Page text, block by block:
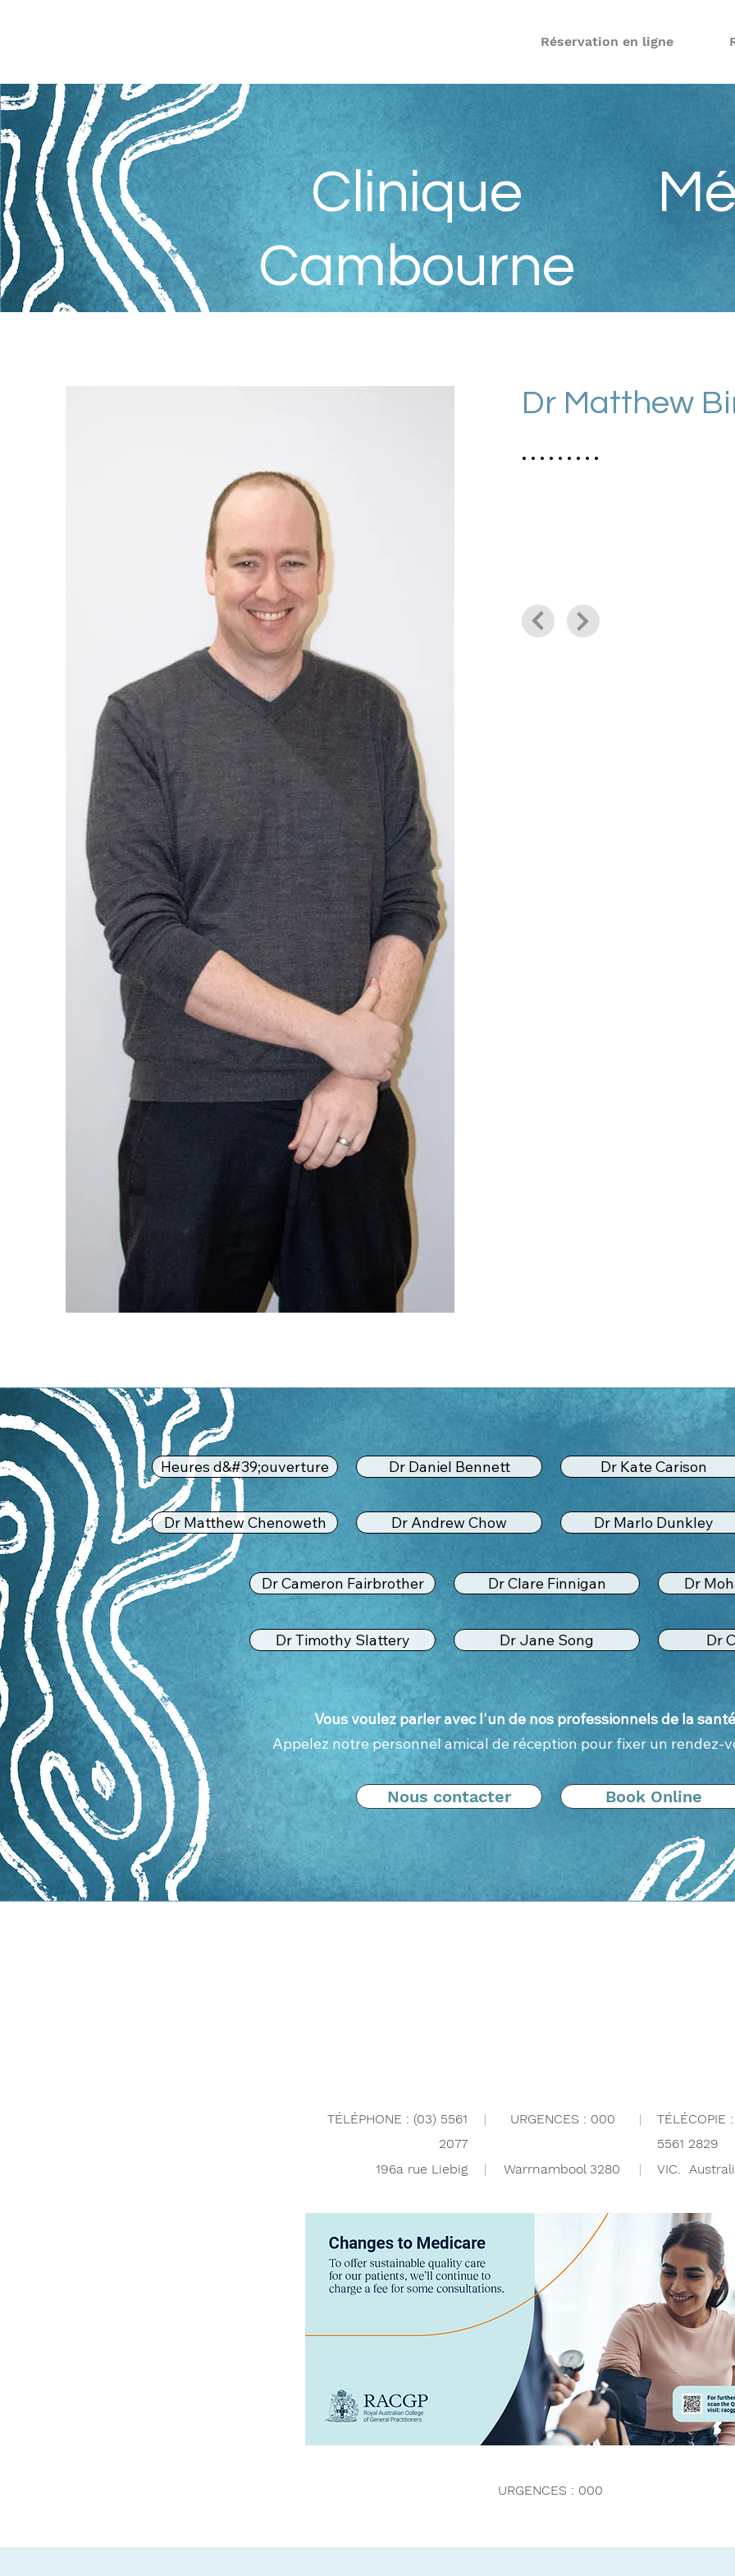
Réservation en ligne
Clinique
Cambourne
Dr Matthew
. . . . . . . . .
Heures d&#39;ouverture Dr Daniel Bennett Dr Kate Carison
Dr Matthew Chenoweth Dr Andrew Chow Dr Marlo Dunkley
Dr Cameron Fairbrother Dr Clare Finnigan Dr
Dr Timothy Slattery Dr Jane Song Dr
Vous voulez parler avec l'un de nos professionnels de la
Appelez notre personnel amical de réception pour fixer un rendez-
Nous contacter Book Online
TÉLÉPHONE : (03) 5561
2077
196a rue Liebig
| URGENCES : 000 |
| Warrnambool 3280 |
TÉLÉCOPIE
5561 2829
VIC.
URGENCES : 000